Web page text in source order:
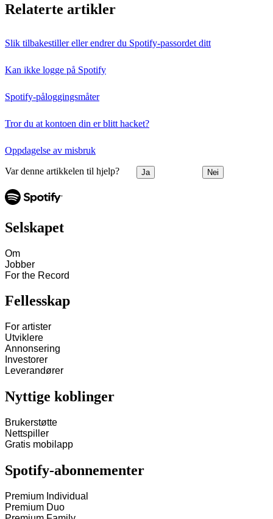
Relaterte artikler
Slik tilbakestiller eller endrer du Spotify-passordet ditt
Kan ikke logge på Spotify
Spotify-påloggingsmåter
Tror du at kontoen din er blitt hacket?
Oppdagelse av misbruk
Var denne artikkelen til hjelp? Ja Nei
Selskapet
Om
Jobber
For the Record
Fellesskap
For artister
Utviklere
Annonsering
Investorer
Leverandører
Nyttige koblinger
Brukerstøtte
Nettspiller
Gratis mobilapp
Spotify-abonnementer
Premium Individual
Premium Duo